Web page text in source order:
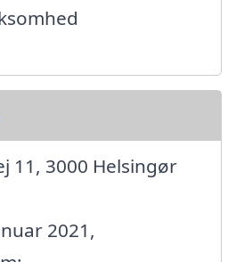
11, 3000 Helsingør
2021,